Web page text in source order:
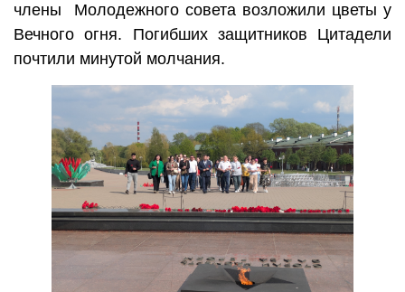
члены Молодежного совета возложили цветы у
Вечного огня. Погибших защитников Цитадели
почтили минутой молчания.